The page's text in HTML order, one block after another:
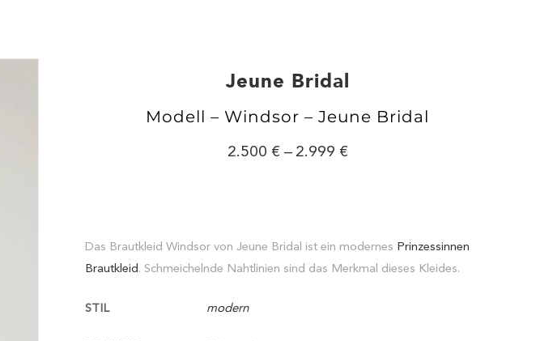
Jeune Bridal
Modell – Windsor – Jeune Bridal
2.500 – 2.999
Das Brautkleid Windsor von Jeune Bridal ist ein modernes Prinzessinnen
Brautkleid. Schmeichelnde Nahtlinien sind das Merkmal dieses Kleides.
STIL modern